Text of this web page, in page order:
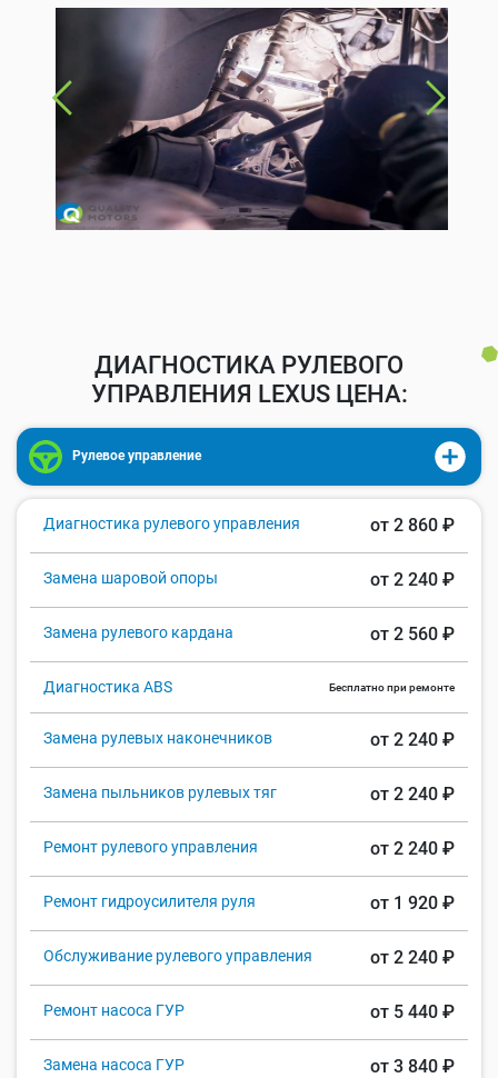
ДИАГНОСТИКА РУЛЕВОГО
УПРАВЛЕНИЯ LEXUS ЦЕНА:
Рулевое управление
Диагностика рулевого управления от 2 860 ₽
Замена шаровой опоры от 2 240 ₽
Замена рулевого кардана от 2 560 ₽
Диагностика ABS Бесплатно при ремонте
Замена рулевых наконечников от 2 240 ₽
Замена пыльников рулевых тяг от 2 240 ₽
Ремонт рулевого управления от 2 240 ₽
Ремонт гидроусилителя руля от 1 920 ₽
Обслуживание рулевого управления от 2 240 ₽
Ремонт насоса ГУР от 5 440 ₽
Замена насоса ГУР от 3 840 ₽